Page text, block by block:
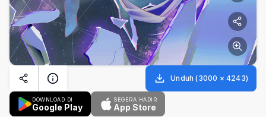
Unduh (3000 × 4243)
DOWNLOAD DI
Google Play
SEGERA HADIR
App Store